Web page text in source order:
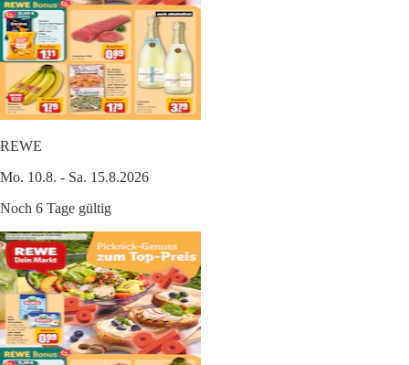
REWE
Mo. 10.8. - Sa. 15.8.2026
Noch 6 Tage gültig